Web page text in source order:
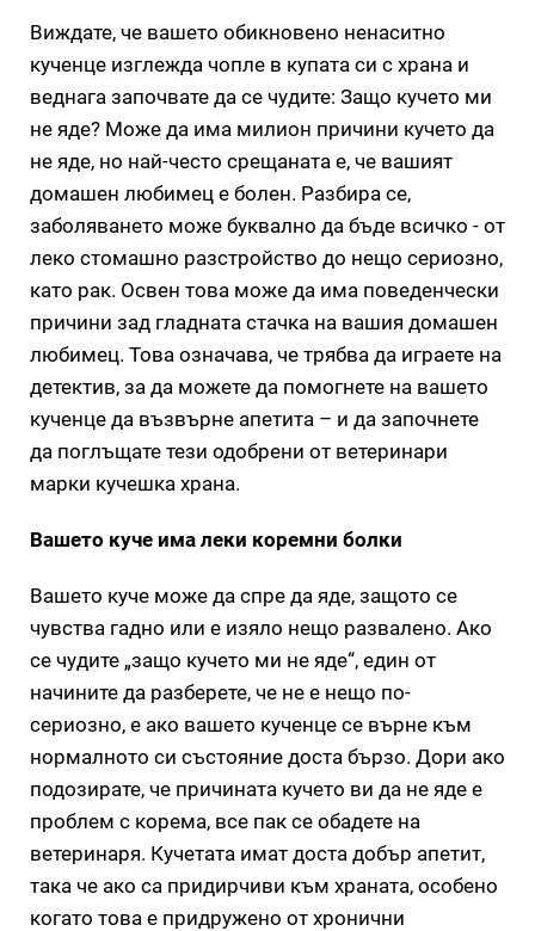
Виждате, че вашето обикновено ненаситно
кученце изглежда чопле в купата си с храна и
веднага започвате да се чудите: Защо кучето ми
не яде? Може да има милион причини кучето да
не яде, но най-често срещаната е, че вашият
домашен любимец е болен. Разбира се,
заболяването може буквално да бъде всичко - от
леко стомашно разстройство до нещо сериозно,
като рак. Освен това може да има поведенчески
причини зад гладната стачка на вашия домашен
любимец. Това означава, че трябва да играете на
детектив, за да можете да помогнете на вашето
кученце да възвърне апетита – и да започнете
да поглъщате тези одобрени от ветеринари
марки кучешка храна.
Вашето куче има леки коремни болки
Вашето куче може да спре да яде, защото се
чувства гадно или е изяло нещо развалено. Ако
се чудите „защо кучето ми не яде“, един от
начините да разберете, че не е нещо по-
сериозно, е ако вашето кученце се върне към
нормалното си състояние доста бързо. Дори ако
подозирате, че причината кучето ви да не яде е
проблем с корема, все пак се обадете на
ветеринаря. Кучетата имат доста добър апетит,
така че ако са придирчиви към храната, особено
когато това е придружено от хронични